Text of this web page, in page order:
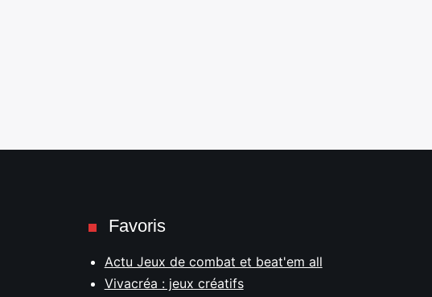
Favoris
Actu Jeux de combat et beat'em all
Vivacréa : jeux créatifs